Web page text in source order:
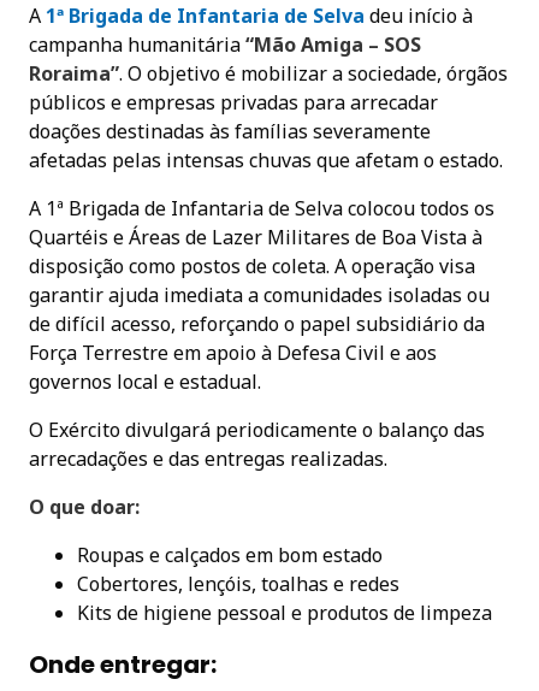
A 1ª Brigada de Infantaria de Selva deu início à
campanha humanitária“Mão Amiga – SOS
Roraima”. O objetivo é mobilizar a sociedade, órgãos
públicos e empresas privadas para arrecadar
doações destinadas às famílias severamente
afetadas pelas intensas chuvas que afetam o estado.
A 1ª Brigada de Infantaria de Selva colocou todos os
Quartéis e Áreas de Lazer Militares de Boa Vista à
disposição como postos de coleta. A operação visa
garantir ajuda imediata a comunidades isoladas ou
de difícil acesso, reforçando o papel subsidiário da
Força Terrestre em apoio à Defesa Civil e aos
governos local e estadual.
O Exército divulgará periodicamente o balanço das
arrecadações e das entregas realizadas.
O que doar:
Roupas e calçados em bom estado
Cobertores, lençóis, toalhas e redes
Kits de higiene pessoal e produtos de limpeza
Onde entregar: